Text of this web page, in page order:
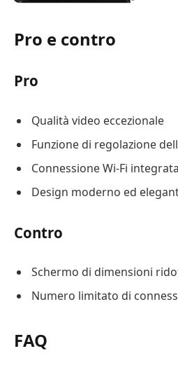
Pro e contro
Pro
Qualità video eccezionale
Funzione di regolazione
Connessione Wi-Fi integrata
Design moderno ed
Contro
Schermo di dimensioni
Numero limitato di
FAQ